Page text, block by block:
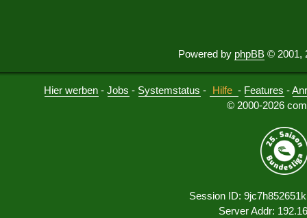
Powered by phpBB © 2001,
Hier werben -Jobs - Systemstatus - Hilfe - Features -
© 2000-2026
Session ID:
Server Addr: